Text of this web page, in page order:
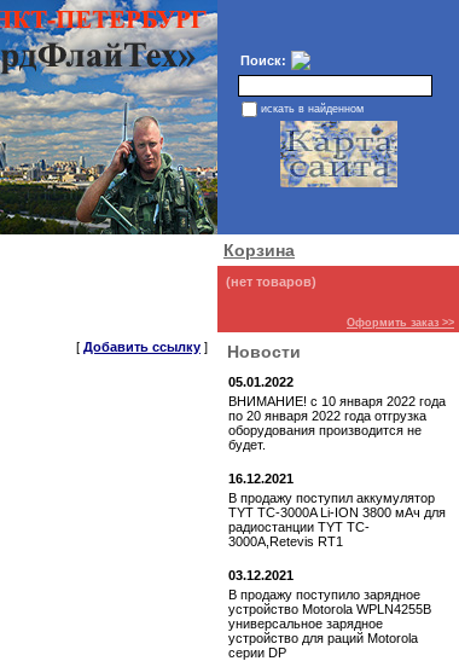
Поиск:
искать в найденном
[ Добавить ссылку ]
Корзина
(нет товаров)
Оформить заказ >>
Новости
05.01.2022
ВНИМАНИЕ! с 10 января 2022 года
по 20 января 2022 года отгрузка
оборудования производится не
будет.
16.12.2021
В продажу поступил аккумулятор
TYT TC-3000A Li-ION 3800 мАч для
радиостанции TYT TC-
3000A,Retevis RT1
03.12.2021
В продажу поступило зарядное
устройство Motorola WPLN4255B
универсальное зарядное
устройство для раций Motorola
серии DP